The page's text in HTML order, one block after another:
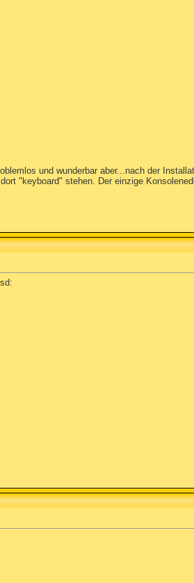
und wunderbar aber...nach der
"keyboard" stehen. Der einzige